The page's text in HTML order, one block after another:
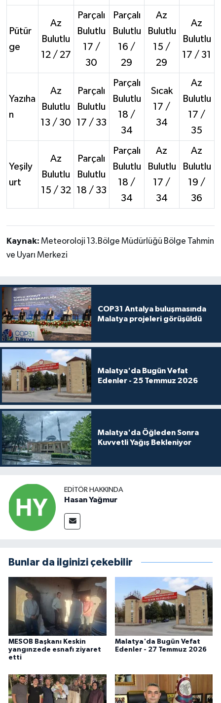
Pütür
ge
Az
Bulutlu
12 / 27
Parçalı
Bulutlu
17 /
30
Parçalı
Bulutlu
16 /
29
Az
Bulutlu
15 /
29
Az
Bulutlu
17 / 31
Yazıha
n
Az
Bulutlu
13 / 30
Parçalı
Bulutlu
17 / 33
Parçalı
Bulutlu
18 /
34
Sıcak
17 /
34
Az
Bulutlu
17 /
35
Yeşily
urt
Az
Bulutlu
15 / 32
Parçalı
Bulutlu
18 / 33
Parçalı
Bulutlu
18 /
34
Az
Bulutlu
17 /
34
Az
Bulutlu
19 /
36
Kaynak: Meteoroloji 13.Bölge Müdürlüğü Bölge Tahmin
ve Uyarı Merkezi
COP31 Antalya buluşmasında
Malatya projeleri görüşüldü
Malatya'da Bugün Vefat
Edenler - 25 Temmuz 2026
Malatya'da Öğleden Sonra
Kuvvetli Yağış Bekleniyor
EDITÖR HAKKINDA
Hasan Yağmur
Bunlar da ilginizi çekebilir
MESOB Başkanı Keskin
yangınzede esnafı ziyaret
etti
Malatya'da Bugün Vefat
Edenler - 27 Temmuz 2026